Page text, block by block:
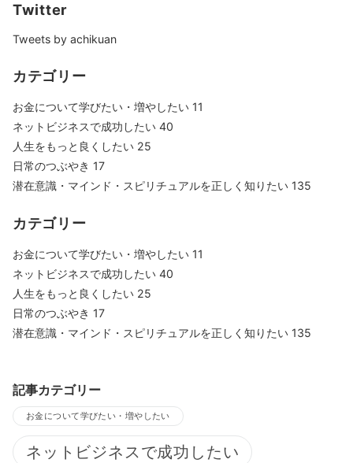
Twitter
Tweets by achikuan
カテゴリー
お金について学びたい・増やしたい 11
ネットビジネスで成功したい 40
人生をもっと良くしたい 25
日常のつぶやき 17
潜在意識・マインド・スピリチュアルを正しく知りたい 135
カテゴリー
お金について学びたい・増やしたい 11
ネットビジネスで成功したい 40
人生をもっと良くしたい 25
日常のつぶやき 17
潜在意識・マインド・スピリチュアルを正しく知りたい 135
記事カテゴリー
お金について学びたい・増やしたい
ネットビジネスで成功したい